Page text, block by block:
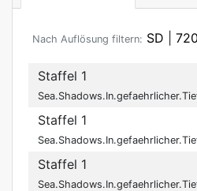
Nach Auflösung filtern: SD
Staffel 1
Staffel 1
Staffel 1